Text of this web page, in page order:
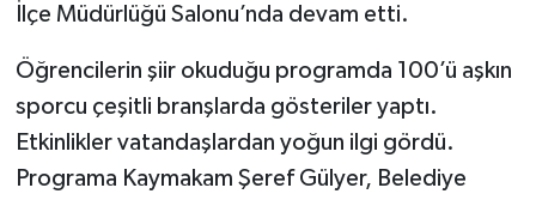
İlçe Müdürlüğü Salonu’nda devam etti.
Öğrencilerin şiir okuduğu programda 100’ü aşkın
sporcu çeşitli branşlarda gösteriler yaptı.
Etkinlikler vatandaşlardan yoğun ilgi gördü.
Programa Kaymakam Şeref Gülyer, Belediye